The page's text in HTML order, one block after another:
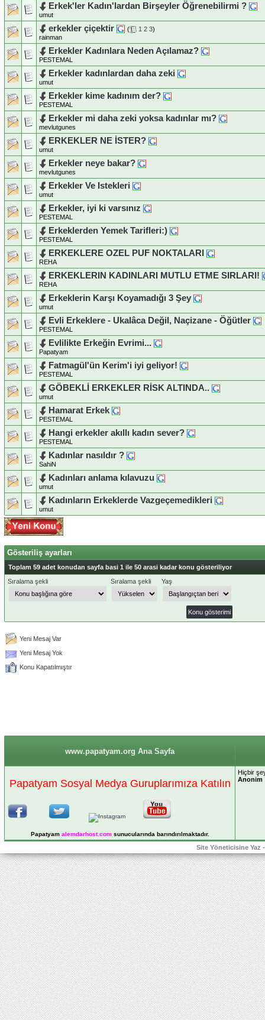
Erkek'ler Kadın'lardan Birşeyler Öğrenebilirmi ?
umut
erkekler çiçektir ( 1 2 3)
rainman
Erkekler Kadınlara Neden Açılamaz?
PESTEMAL
Erkekler kadınlardan daha zeki
umut
Erkekler kime kadınım der?
PESTEMAL
Erkekler mi daha zeki yoksa kadınlar mı?
mevlutgunes
ERKEKLER NE İSTER?
umut
Erkekler neye bakar?
mevlutgunes
Erkekler Ve Istekleri
umut
Erkekler, iyi ki varsınız
PESTEMAL
Erkeklerden Yemek Tarifleri:)
PESTEMAL
ERKEKLERE OZEL PUF NOKTALARI
REHA
ERKEKLERIN KADINLARI MUTLU ETME SIRLARI!
REHA
Erkeklerin Karşı Koyamadığı 3 Şey
umut
Evli Erkeklere - Ukalâca Değil, Naçizane - Öğütler
PESTEMAL
Evlilikte Erkeğin Evrimi...
Papatyam
Fatmagül'ün Kerim'i iyi geliyor!
PESTEMAL
GÖBEKLİ ERKEKLER RİSK ALTINDA..
umut
Hamarat Erkek
PESTEMAL
Hangi erkekler akıllı kadın sever?
PESTEMAL
Kadınlar nasıldır ?
SahiN
Kadınları anlama kılavuzu
umut
Kadınların Erkeklerde Vazgeçemedikleri
umut
Gösteriliş ayarları
Toplam 59 adet konudan sayfa basi 1 ile 50 arasi kadar konu gösteriliyor
Sıralama şekli
Sıralama şekli Yaş
Yeni Mesaj Var
Yeni Mesaj Yok
Konu Kapatılmıştır
www.papatyam.org Ana Sayfa
Papatyam Sosyal Medya Guruplarımıza Katılın
Papatyam alemdarhost.comsunucularında barındırılmaktadır.
Hiçbir
Anonim
Site Yöneticisine Yaz